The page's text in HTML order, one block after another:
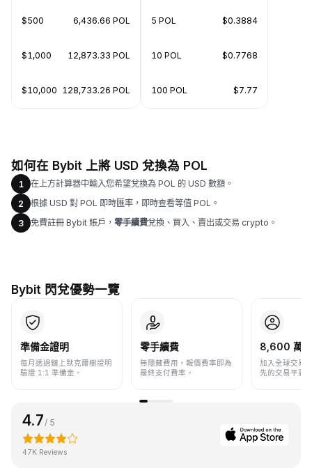
$500 6,436.66 POL
$1,000 12,873.33 POL
$10,000 128,733.26 POL
5 POL $0.3884
10 POL $0.7768
100 POL $7.77
如何在 Bybit 上將 USD 兌換為 POL
1
在上方計算器中輸入您希望兌換為 POL 的 USD 數額。
2
根據 USD 對 POL 即時匯率，即時查看等值 POL。
3
免費註冊 Bybit 賬戶， 零手續費兌換、買入、賣出或交易 crypto。
Bybit 閃兌優勢一覽
準備金證明
每月透過鏈上默克爾樹證明
驗證 1:1 準備金。
零手續費
無隱藏費用，報價費率即為
最終支付費率。
8,600 萬+
加入全球交易
先的交易平臺
4.7/ 5
47K Reviews